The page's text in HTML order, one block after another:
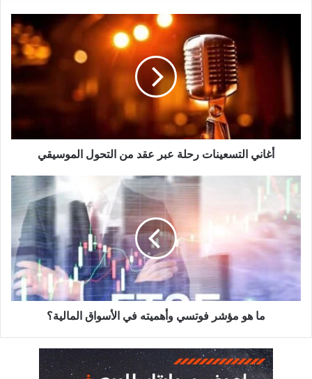
رقم الهاتف المصرفي الراجحي؛ وأهم 5 خطوات
للتسجيل في المصرف
الموسيقي
أغاني التسعينات رحلة عبر عقد من التحول الموسيقي
ما
هو
مؤشر
فوتسي
وأهميته
في
المالية؟
ما هو مؤشر فوتسي وأهميته في الأسواق المالية؟